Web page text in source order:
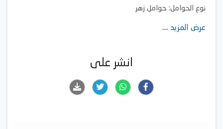
نوع الحوامل: حوامل زهر
امان: أمان كامل
عرض المزيد ....
انشر على